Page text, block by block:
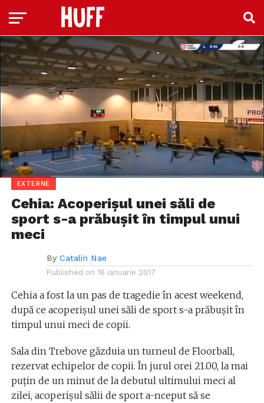
EXTERNE
Cehia: Acoperișul unei săli de
sport s-a prăbușit în timpul unui
meci
By Catalin Nae
Published on 16 ianuarie 2017
Cehia a fost la un pas de tragedie în acest weekend,
după ce acoperișul unei săli de sport s-a prăbușit în
timpul unui meci de copii.
Sala din Trebove găzduia un turneul de Floorball,
rezervat echipelor de copii. În jurul orei 21.00, la mai
puțin de un minut de la debutul ultimului meci al
zilei, acoperișul sălii de sport a-nceput să se